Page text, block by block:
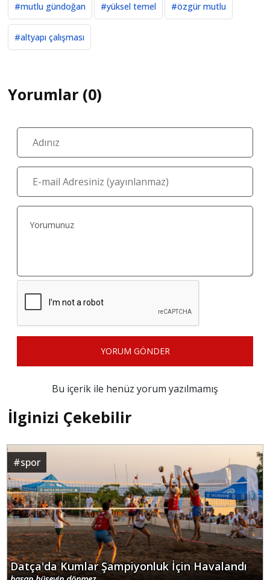
İlginizi Çekebilir
spor
bir fotoğraf birumut
Bir Fotoğraf Bir Umut: 32 Can Dost Sıcak Yuva
hasan hüseyin dönmez
#çomarlık mevkii
Ahmet Aras ve Aytaç Kurt çalışmaları yerinde
inceledi
hasan hüseyin dönmez